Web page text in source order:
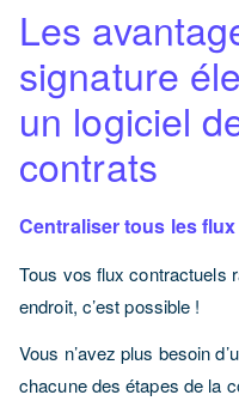
Les
signature
un logiciel
contrats
Centraliser tous les flux
Tous vos flux contractuels
endroit, c’est possible !
Vous n’avez plus besoin
chacune des étapes de la